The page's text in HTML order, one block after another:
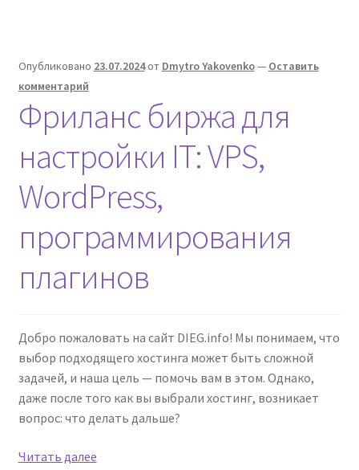
в
Опубликовано 23.07.2024от Dmytro Yakovenko— Оставить
комментарий
Фриланс биржа для
настройки IT: VPS,
WordPress,
программирования
плагинов
Добро пожаловать на сайт DIEG.info! Мы понимаем, что
выбор подходящего хостинга может быть сложной
задачей, и наша цель — помочь вам в этом. Однако,
даже после того как вы выбрали хостинг, возникает
вопрос: что делать дальше?
Читать далееФриланс